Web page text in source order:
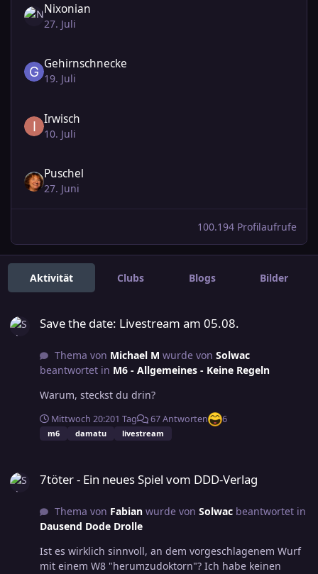
Nixonian
27. Juli
Gehirnschnecke
19. Juli
Irwisch
10. Juli
Puschel
27. Juni
100.194 Profilaufrufe
Aktivität Clubs Blogs Bilder
Save the date: Livestream am 05.08.
Thema von Michael M wurde von Solwac
beantwortet in M6 - Allgemeines - Keine Regeln
Warum, steckst du drin?
Mittwoch 20:201 Tag 67 Antworten 6
m6 damatu livestream
7töter - Ein neues Spiel vom DDD-Verlag
Thema von Fabianwurde von Solwacbeantwortet in
Dausend Dode Drolle
Ist es wirklich sinnvoll, an dem vorgeschlagenem Wurf
mit einem W8 "herumzudoktorn"? Ich habe keinen